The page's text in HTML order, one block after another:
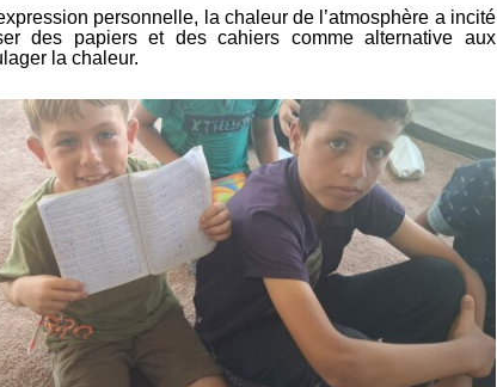
personnelle, la chaleur de l’atmosphère a incité
des papiers et des cahiers comme alternative aux
la chaleur.